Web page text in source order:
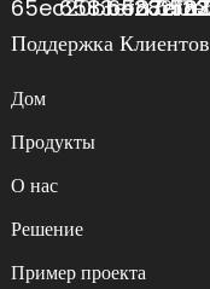
Поддержка Клиентов
Дом
Продукты
О нас
Решение
Пример проекта